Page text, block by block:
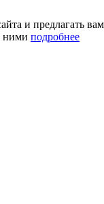
и предлагать вам
ними подробнее